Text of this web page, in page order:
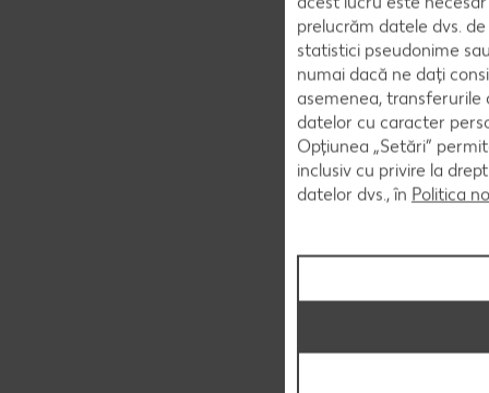
prelucrăm datele dvs.
statistici pseudonime
numai dacă ne dați
asemenea,
datelor cu caracter
Opțiunea „Setări”
inclusiv cu privire la
datelor dvs., în Politica